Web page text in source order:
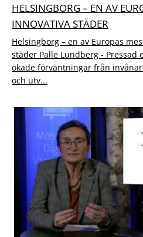
HELSINGBORG – EN AV
INNOVATIVA STÄDER
Helsingborg – en av Europas
städer Palle Lundberg - Pressad
ökade förväntningar från
och utv...